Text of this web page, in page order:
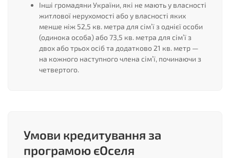
Інші громадяни України, які не мають у власності
житлової нерухомості або у власності яких
менше ніж 52,5 кв. метра для сім’ї з однієї особи
(одинока особа) або 73,5 кв. метра для сім’ї з
двох або трьох осіб та додатково 21 кв. метр —
на кожного наступного члена сім’ї, починаючи з
четвертого.
Умови кредитування за
програмою єОселя